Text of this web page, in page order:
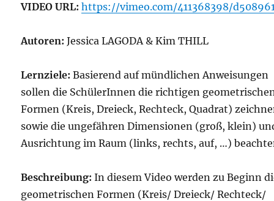
VIDEO URL: https://vimeo.com/411368398/
Autoren: Jessica LAGODA & Kim THILL
Lernziele: Basierend auf mündlichen Anweisungen
sollen die SchülerInnen die richtigen
Formen (Kreis, Dreieck, Rechteck, Quadrat)
sowie die ungefähren Dimensionen (groß, klein)
Ausrichtung im Raum (links, rechts, auf, …)
Beschreibung: In diesem Video werden zu Beginn
geometrischen Formen (Kreis/ Dreieck/ Rechteck/